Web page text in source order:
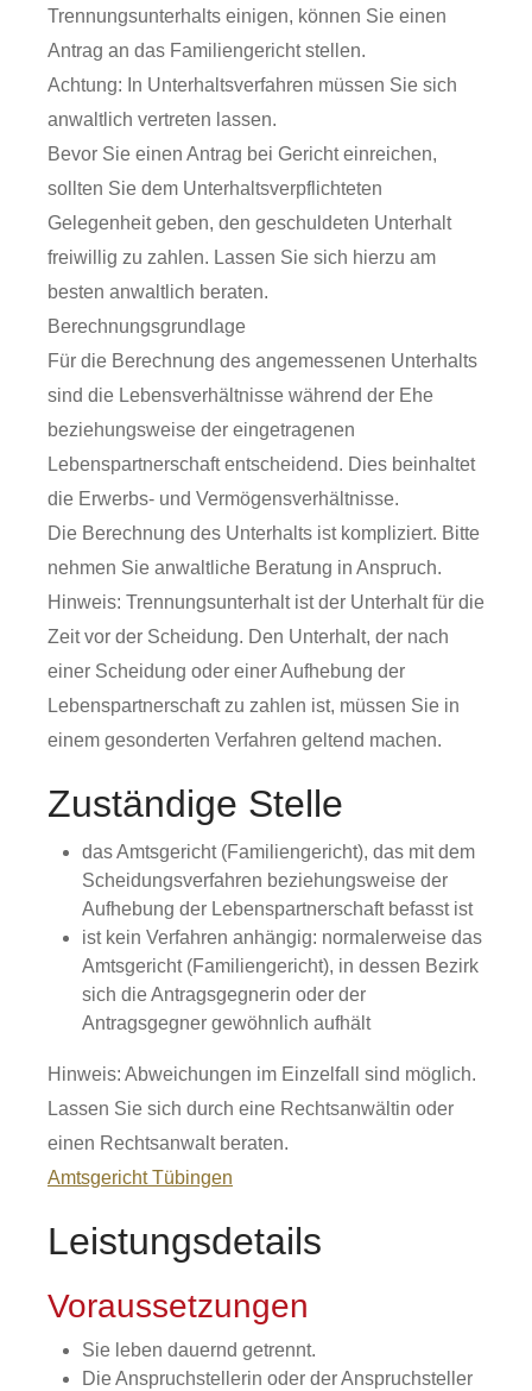
Trennungsunterhalts einigen, können Sie einen
Antrag an das Familiengericht stellen.
Achtung: In Unterhaltsverfahren müssen Sie sich
anwaltlich vertreten lassen.
Bevor Sie einen Antrag bei Gericht einreichen,
sollten Sie dem Unterhaltsverpflichteten
Gelegenheit geben, den geschuldeten Unterhalt
freiwillig zu zahlen. Lassen Sie sich hierzu am
besten anwaltlich beraten.
Berechnungsgrundlage
Für die Berechnung des angemessenen Unterhalts
sind die Lebensverhältnisse während der Ehe
beziehungsweise der eingetragenen
Lebenspartnerschaft entscheidend. Dies beinhaltet
die Erwerbs- und Vermögensverhältnisse.
Die Berechnung des Unterhalts ist kompliziert. Bitte
nehmen Sie anwaltliche Beratung in Anspruch.
Hinweis: Trennungsunterhalt ist der Unterhalt für die
Zeit vor der Scheidung. Den Unterhalt, der nach
einer Scheidung oder einer Aufhebung der
Lebenspartnerschaft zu zahlen ist, müssen Sie in
einem gesonderten Verfahren geltend machen.
Zuständige Stelle
das Amtsgericht (Familiengericht), das mit dem
Scheidungsverfahren beziehungsweise der
Aufhebung der Lebenspartnerschaft befasst ist
ist kein Verfahren anhängig: normalerweise das
Amtsgericht (Familiengericht), in dessen Bezirk
sich die Antragsgegnerin oder der
Antragsgegner gewöhnlich aufhält
Hinweis: Abweichungen im Einzelfall sind möglich.
Lassen Sie sich durch eine Rechtsanwältin oder
einen Rechtsanwalt beraten.
Amtsgericht Tübingen
Leistungsdetails
Voraussetzungen
Sie leben dauernd getrennt.
Die Anspruchstellerin oder der Anspruchsteller